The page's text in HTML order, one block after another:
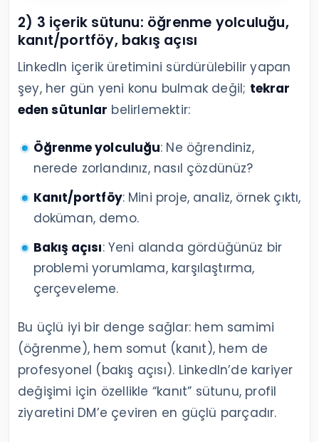
2) 3 içerik sütunu: öğrenme yolculuğu,
kanıt/portföy, bakış açısı
LinkedIn içerik üretimini sürdürülebilir yapan
şey, her gün yeni konu bulmak değil; tekrar
eden sütunlar belirlemektir:
Öğrenme yolculuğu: Ne öğrendiniz,
nerede zorlandınız, nasıl çözdünüz?
Kanıt/portföy: Mini proje, analiz, örnek çıktı,
doküman, demo.
Bakış açısı: Yeni alanda gördüğünüz bir
problemi yorumlama, karşılaştırma,
çerçeveleme.
Bu üçlü iyi bir denge sağlar: hem samimi
(öğrenme), hem somut (kanıt), hem de
profesyonel (bakış açısı). LinkedIn’de kariyer
değişimi için özellikle “kanıt” sütunu, profil
ziyaretini DM’e çeviren en güçlü parçadır.